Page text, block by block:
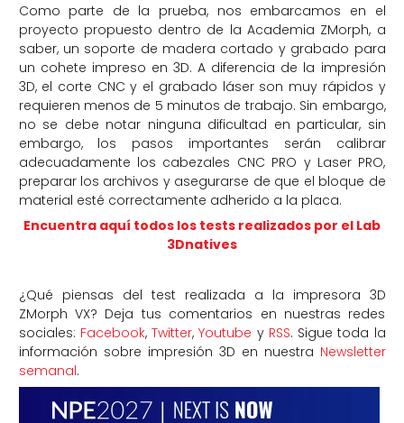
Como parte de la prueba, nos embarcamos en el
proyecto propuesto dentro de la Academia ZMorph, a
saber, un soporte de madera cortado y grabado para
un cohete impreso en 3D. A diferencia de la impresión
3D, el corte CNC y el grabado láser son muy rápidos y
requieren menos de 5 minutos de trabajo. Sin embargo,
no se debe notar ninguna dificultad en particular, sin
embargo, los pasos importantes serán calibrar
adecuadamente los cabezales CNC PRO y Laser PRO,
preparar los archivos y asegurarse de que el bloque de
material esté correctamente adherido a la placa.
Encuentra aquí todos los tests realizados por el Lab
3Dnatives
¿Qué piensas del test realizada a la impresora 3D
ZMorph VX? Deja tus comentarios en nuestras redes
sociales: Facebook, Twitter,Youtube y RSS. Sigue toda la
información sobre impresión 3D en nuestra Newsletter
semanal.